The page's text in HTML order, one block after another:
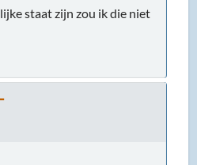
staat zijn zou ik die niet